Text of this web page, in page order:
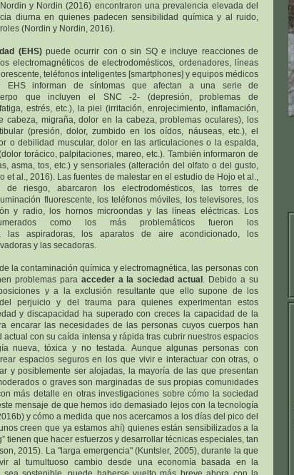
y Nordin (2016) encontraron una prevalencia elevada del
diurna en quienes padecen sensibilidad química y al ruido,
(Nordin y Nordin, 2016).
(EHS)puede ocurrir con o sin SQ e incluye reacciones de
electromagnéticos de electrodomésticos, ordenadores, líneas
teléfonos inteligentes [smartphones] y equipos médicos
EHS informan de síntomas que afectan a una serie de
que incluyen el SNC -2- (depresión, problemas de
estrés, etc.), la piel (irritación, enrojecimiento, inflamación,
cabeza, migraña, dolor en la cabeza, problemas oculares), los
(presión, dolor, zumbido en los oídos, náuseas, etc.), el
o debilidad muscular, dolor en las articulaciones o la espalda,
torácico, palpitaciones, mareo, etc.). También informaron de
asma, tos, etc.) y sensoriales (alteración del olfato o del gusto,
et al., 2016). Las fuentes de malestar en el estudio de Hojo et al.,
de riesgo, abarcaron los electrodomésticos, las torres de
fluorescente, los teléfonos móviles, los televisores, los
y radio, los hornos microondas y las líneas eléctricas. Los
como los más problemáticos fueron los
las aspiradoras, los aparatos de aire acondicionado, los
y las secadoras.
la contaminación química y electromagnética, las personas con
problemas para acceder a la sociedad actual . Debido a su
y a la exclusión resultante que ello supone de los
perjuicio y del trauma para quienes experimentan estos
y discapacidad ha superado con creces la capacidad de la
encarar las necesidades de las personas cuyos cuerpos han
con su caída intensa y rápida tras cubrir nuestros espacios
nueva, tóxica y no testada. Aunque algunas personas con
espacios seguros en los que vivir e interactuar con otras, o
y posiblemente ser alojadas, la mayoría de las que presentan
o graves son marginadas de sus propias comunidades
más detalle en otras investigaciones sobre cómo la sociedad
mensaje de que hemos ido demasiado lejos con la tecnología
y cómo a medida que nos acercamos a los días del pico del
creen que ya estamos ahí) quienes están sensibilizados a la
tienen que hacer esfuerzos y desarrollar técnicas especiales, tan
2015). La "larga emergencia" (Kuntsler, 2005), durante la que
al tumultuoso cambio desde una economía basada en la